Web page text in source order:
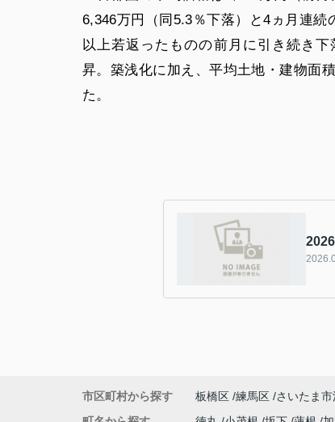
6,346万円（同5.3％下落）と4ヵ月連
以上若返ったものの前月に引き続き
昇。築浅化に加え、平均土地・建物面
た。
市区町村から探す 板橋区 練馬区 さいたま